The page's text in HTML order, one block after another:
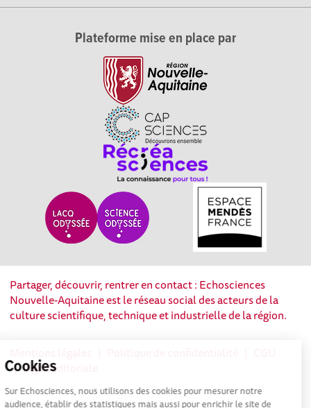
Cookies
Sur Echosciences, nous utilisons des cookies pour mesurer notre
audience, établir des statistiques mais aussi pour enrichir le site de
Plateforme mise en place par
Partager, découvrir, rentrer en contact : Echosciences
Nouvelle-Aquitaine est le réseau social des acteurs de la
culture scientifique, technique et industrielle de la région.
|Ligne éditoriale